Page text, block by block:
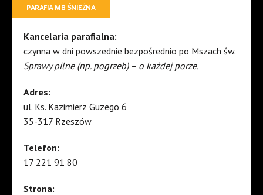
PARAFIA MB ŚNIEŻNA
Kancelaria parafialna:
czynna w dni powszednie bezpośrednio po Mszach św.
Sprawy pilne (np. pogrzeb) – o każdej porze.
Adres:
ul. Ks. Kazimierz Guzego 6
35-317 Rzeszów
Telefon:
17 221 91 80
Strona: